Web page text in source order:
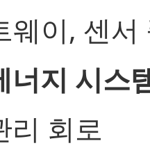
웨이, 센서
너지 시스
리 회로